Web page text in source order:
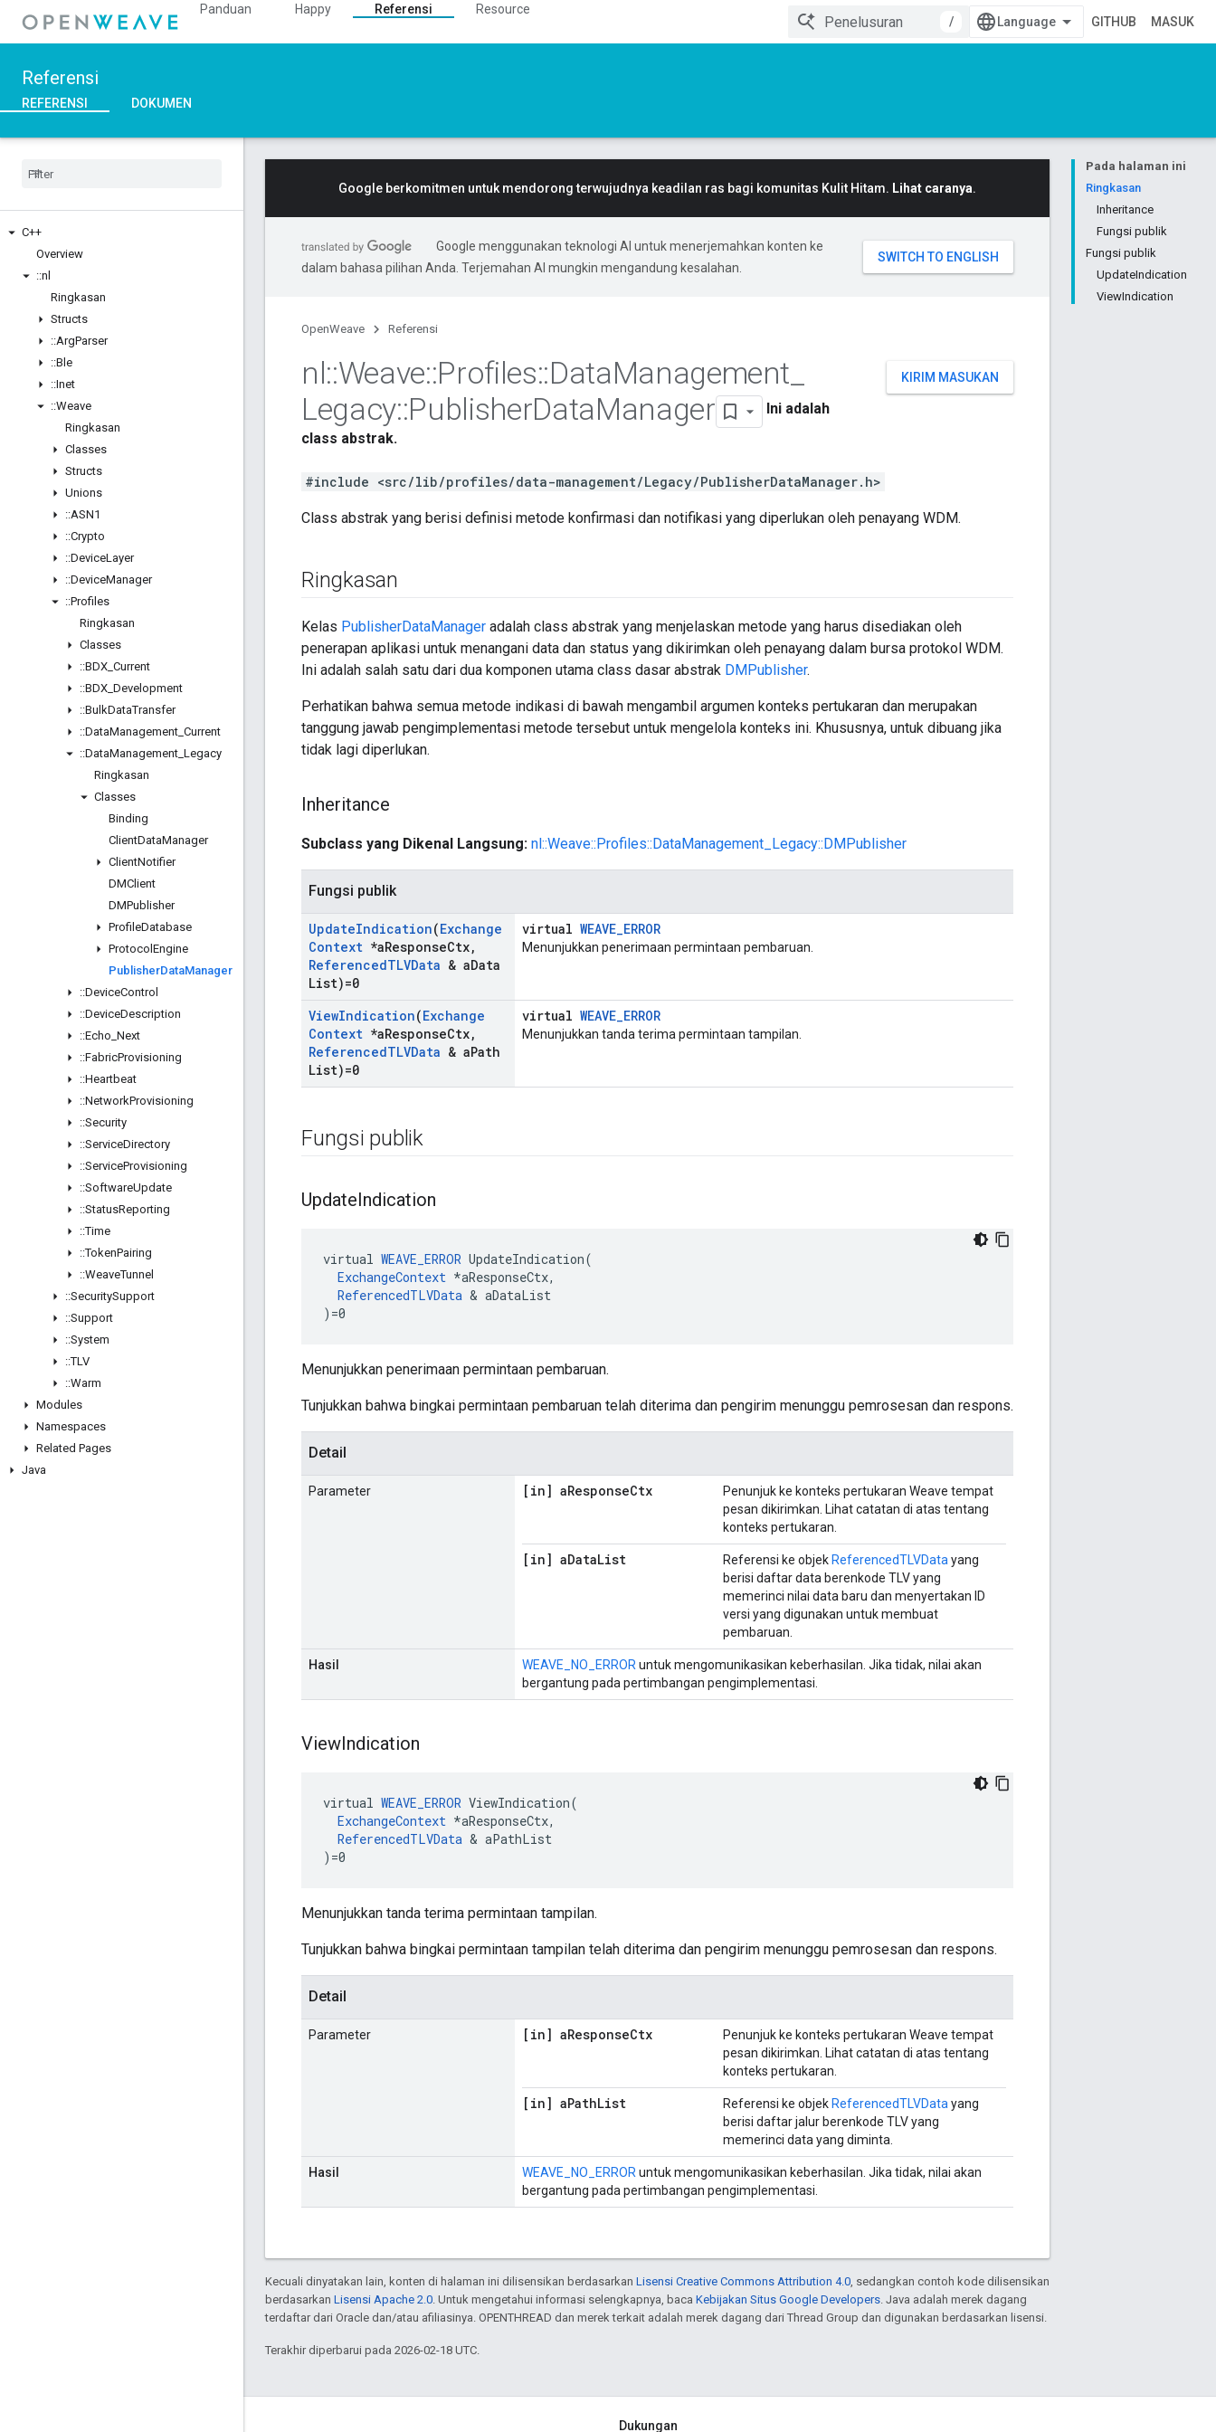
Panduan Happy Referensi
Resource
/
GITHUB MASUK
Referensi
REFERENSI DOKUMEN
C++
Overview
::nl
Ringkasan
Structs
::ArgParser
::Ble
::Inet
::Weave
Ringkasan
Classes
Structs
Unions
::ASN1
::Crypto
::DeviceLayer
::DeviceManager
::Profiles
Ringkasan
Classes
::BDX Current
::BDX Development
::BulkDataTransfer
::DataManagement Current
::DataManagement Legacy
Ringkasan
Classes
Binding
ClientDataManager
ClientNotifier
DMClient
DMPublisher
ProfileDatabase
Protocol Engine
PublisherDataManager
::DeviceControl
::DeviceDescription
::Echo Next
::FabricProvisioning
::Heartbeat
::NetworkProvisioning
::Security
::ServiceDirectory
::ServiceProvisioning
::SoftwareUpdate
::StatusReporting
::Time
::TokenPairing
::WeaveTunnel
::SecuritySupport
::Support
::System
::TLV
::Warm
Modules
Namespaces
Related Pages
Java
Pada halaman ini
Ringkasan
Inheritance
Fungsi publik
Fungsi publik
UpdateIndication
ViewIndication
Google berkomitmen untuk mendorong terwujudnya keadilan ras bagi komunitas Kulit Hitam. Lihat caranya.
Google menggunakan teknologi AI untuk menerjemahkan konten ke
dalam bahasa pilihan Anda. Terjemahan AI mungkin mengandung kesalahan.
OpenWeave Referensi
KIRIM MASUKAN
nl::Weave::Profiles::DataManagement
Legacy::PublisherDataManager
Ini adalah
class abstrak.
#include <src/lib/profiles/data-management/Legacy/PublisherDataManager.h>
Class abstrak yang berisi definisi metode konfirmasi dan notifikasi yang diperlukan oleh penayang WDM.
Ringkasan
Kelas PublisherDataManager adalah class abstrak yang menjelaskan metode yang harus disediakan oleh
penerapan aplikasi untuk menangani data dan status yang dikirimkan oleh penayang dalam bursa protokol WDM.
Ini adalah salah satu dari dua komponen utama class dasar abstrak DMPublisher.
Perhatikan bahwa semua metode indikasi di bawah mengambil argumen konteks pertukaran dan merupakan
tanggung jawab pengimplementasi metode tersebut untuk mengelola konteks ini. Khususnya, untuk dibuang jika
tidak lagi diperlukan.
Inheritance
Subclass yang Dikenal Langsung: nl::Weave::Profiles::DataManagement_Legacy::DMPublisher
Fungsi publik
UpdateIndication(Exchange
Context *aResponseCtx,
ReferencedTLVData & aData
List)=0
virtual WEAVE_ERROR
Menunjukkan penerimaan permintaan pembaruan.
ViewIndication(Exchange
Context *aResponseCtx,
ReferencedTLVData & aPath
List)=0
virtual WEAVE_ERROR
Menunjukkan tanda terima permintaan tampilan.
Fungsi publik
UpdateIndication
virtual WEAVE_ERROR UpdateIndication(
ExchangeContext *aResponseCtx,
ReferencedTLVData & aDataList
)=0
Menunjukkan penerimaan permintaan pembaruan.
Tunjukkan bahwa bingkai permintaan pembaruan telah diterima dan pengirim menunggu pemrosesan dan respons.
Detail
Parameter [in] aResponseCtx
Penunjuk ke konteks pertukaran Weave tempat
pesan dikirimkan. Lihat catatan di atas tentang
konteks pertukaran.
[in] aDataList Referensi ke objek ReferencedTLVData yang
berisi daftar data berenkode TLV yang
memerinci nilai data baru dan menyertakan ID
versi yang digunakan untuk membuat
pembaruan.
Hasil WEAVE_NO_ERROR untuk mengomunikasikan keberhasilan. Jika tidak, nilai akan
bergantung pada pertimbangan pengimplementasi.
ViewIndication
virtual WEAVE_ERROR ViewIndication(
ExchangeContext *aResponseCtx,
ReferencedTLVData & aPathList
)=0
Menunjukkan tanda terima permintaan tampilan.
Tunjukkan bahwa bingkai permintaan tampilan telah diterima dan pengirim menunggu pemrosesan dan respons.
Detail
Parameter [in] aResponseCtx
Penunjuk ke konteks pertukaran Weave tempat
pesan dikirimkan. Lihat catatan di atas tentang
konteks pertukaran.
[in] aPathList Referensi ke objek ReferencedTLVData yang
berisi daftar jalur berenkode TLV yang
memerinci data yang diminta.
Hasil WEAVE_NO_ERROR untuk mengomunikasikan keberhasilan. Jika tidak, nilai akan
bergantung pada pertimbangan pengimplementasi.
Kecuali dinyatakan lain, konten di halaman ini dilisensikan berdasarkan Lisensi Creative Commons Attribution 4.0, sedangkan contoh kode dilisensikan
berdasarkan Lisensi Apache 2.0. Untuk mengetahui informasi selengkapnya, baca Kebijakan Situs Google Developers. Java adalah merek dagang
terdaftar dari Oracle dan/atau afiliasinya. OPENTHREAD dan merek terkait adalah merek dagang dari Thread Group dan digunakan berdasarkan lisensi.
Terakhir diperbarui pada 2026-02-18 UTC.
Dukungan